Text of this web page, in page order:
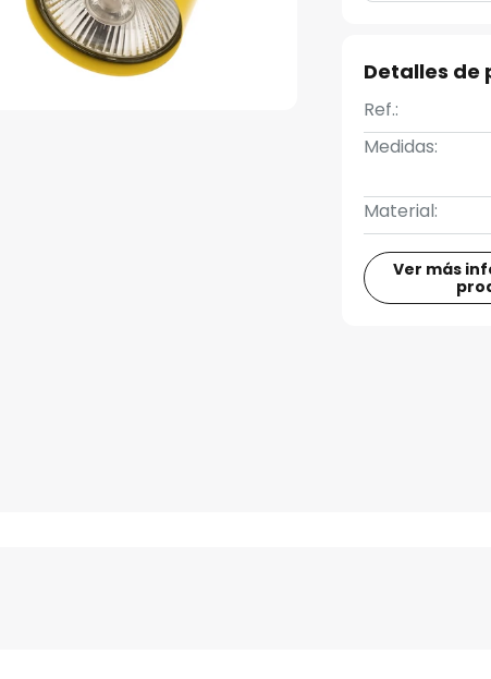
Detalles de
Ref.:
Medidas:
Material:
Ver más